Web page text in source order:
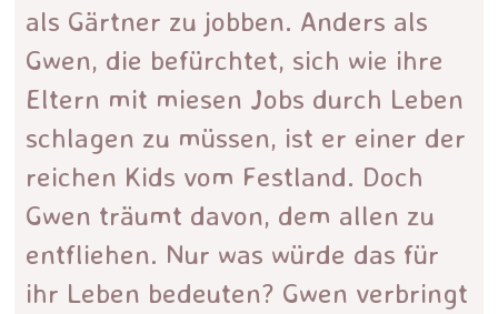
als Gärtner zu jobben. Anders als
Gwen, die befürchtet, sich wie ihre
Eltern mit miesen Jobs durch Leben
schlagen zu müssen, ist er einer der
reichen Kids vom Festland. Doch
Gwen träumt davon, dem allen zu
entfliehen. Nur was würde das für
ihr Leben bedeuten? Gwen verbringt